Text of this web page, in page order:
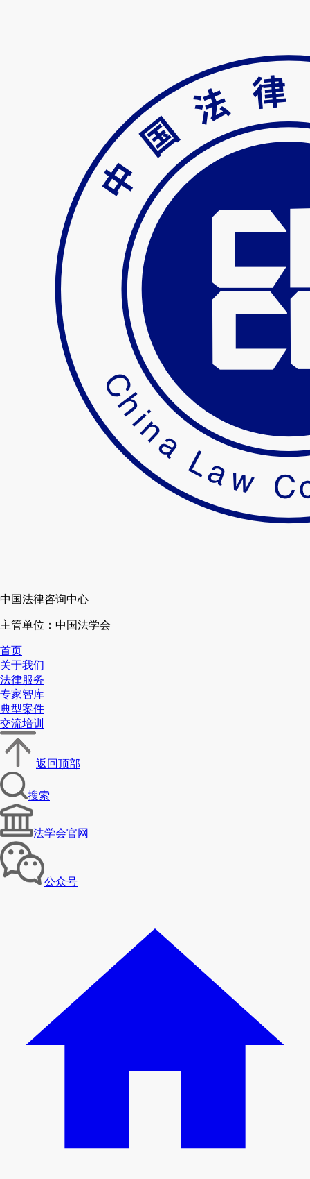
中国法律咨询中心
主管单位：中国法学会
首页
关于我们
法律服务
专家智库
典型案件
交流培训
返回顶部
搜索
法学会官网
公众号